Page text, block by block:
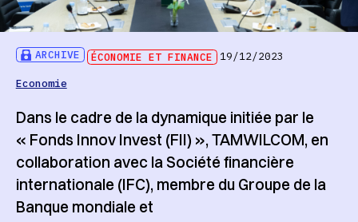
ARCHIVE ÉCONOMIE ET FINANCE
19/12/2023
Economie
Dans le cadre de la dynamique initiée par le
« Fonds Innov Invest (FII) », TAMWILCOM, en
collaboration avec la Société financière
internationale (IFC), membre du Groupe de la
Banque mondiale et